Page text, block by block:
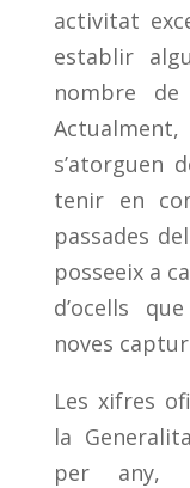
activitat
establir
nombre de
s’atorguen
tenir en
passades
posseeix a
d’ocells
noves
Les xifres
la
per any,